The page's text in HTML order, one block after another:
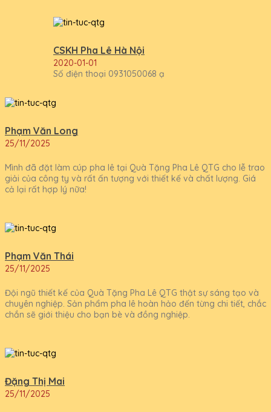
CSKH Pha Lê Hà Nội
2020-01-01
Số điện thoại 0931050068 ạ
Phạm Văn Long
25/11/2025
Mình đã đặt làm cúp pha lê tại Quà Tặng Pha Lê QTG cho lễ trao
giải của công ty và rất ấn tượng với thiết kế và chất lượng. Giá
cả lại rất hợp lý nữa!
Phạm Văn Thái
25/11/2025
Đội ngũ thiết kế của Quà Tặng Pha Lê QTG thật sự sáng tạo và
chuyên nghiệp. Sản phẩm pha lê hoàn hảo đến từng chi tiết, chắc
chắn sẽ giới thiệu cho bạn bè và đồng nghiệp.
Đặng Thị Mai
25/11/2025